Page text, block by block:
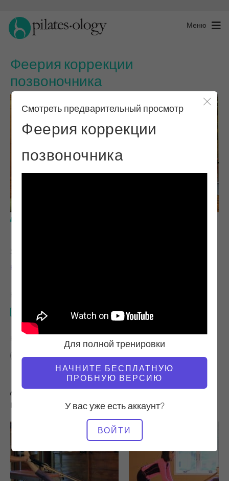
Меню
Феерия коррекции
позвоночника
Смотреть предварительный просмотр
Феерия коррекции
позвоночника
Для полной тренировки
НАЧНИТЕ БЕСПЛАТНУЮ
ПРОБНУЮ ВЕРСИЮ
У вас уже есть аккаунт?
ВОЙТИ
УЧИТЕЛЬ
Клэр Данфи Хемани
НЕОБХОДИМОЕ ОБОРУДОВАНИЕ
Корректор позвоночника
НАЙТИ ПОХОЖИЕ КЛАССЫ ДЛЯ
Расширенный
50 - 60 мин Корректор позвоночника
Другие тренировки, которые вам могут
понравиться